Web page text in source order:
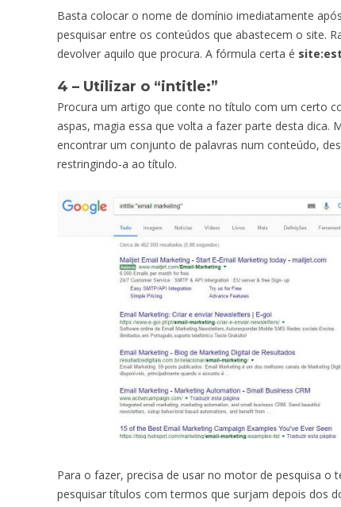
Basta colocar o nome de domínio imediatamente
pesquisar entre os conteúdos que abastecem o site.
devolver aquilo que procura. A fórmula certa é site:
4 – Utilizar o “intitle:”
Procura um artigo que conte no título com um certo
aspas, magia essa que volta a fazer parte desta dica.
encontrar um conjunto de palavras num conteúdo,
restringindo-a ao título.
Para o fazer, precisa de usar no motor de pesquisa o
pesquisar títulos com termos que surjam depois dos